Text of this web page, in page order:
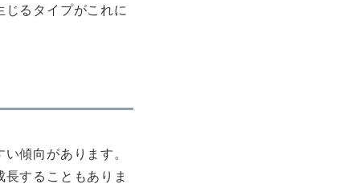
るタイプがこれに
傾向があります。
することもありま